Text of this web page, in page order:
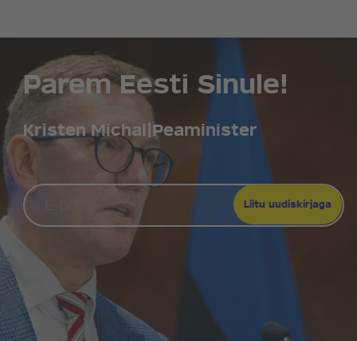
Parem Eesti Sinule!
Kristen Michal Peaminister